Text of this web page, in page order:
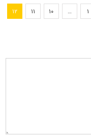
۱ … ۱۰ ۱۱ ۱۲